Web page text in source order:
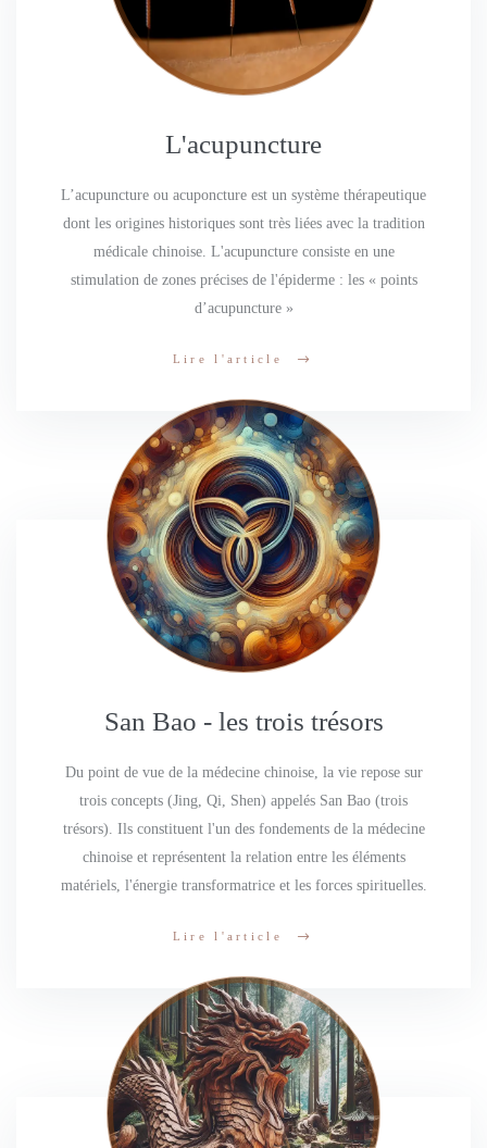
L'acupuncture
L’acupuncture ou acuponcture est un système thérapeutique
dont les origines historiques sont très liées avec la tradition
médicale chinoise. L'acupuncture consiste en une
stimulation de zones précises de l'épiderme : les « points
d’acupuncture »
Lire l'article
San Bao - les trois trésors
Du point de vue de la médecine chinoise, la vie repose sur
trois concepts (Jing, Qi, Shen) appelés San Bao (trois
trésors). Ils constituent l'un des fondements de la médecine
chinoise et représentent la relation entre les éléments
matériels, l'énergie transformatrice et les forces spirituelles.
Lire l'article